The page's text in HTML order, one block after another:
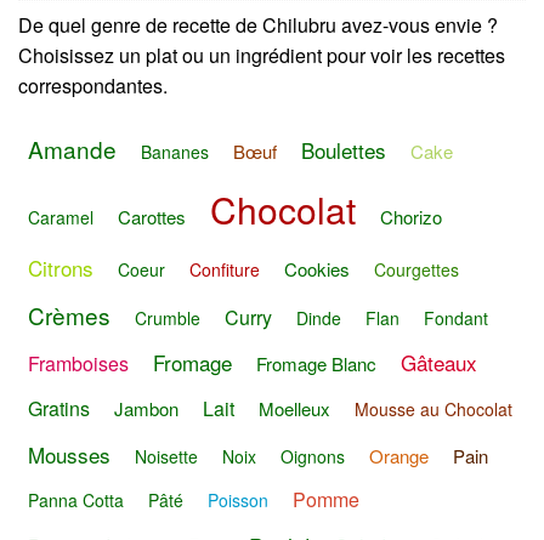
De quel genre de recette de Chilubru avez-vous envie ?
Choisissez un plat ou un ingrédient pour voir les recettes
correspondantes.
Amande Bananes Bœuf Boulettes Cake
Caramel Carottes Chocolat Chorizo
Citrons Coeur Confiture Cookies Courgettes
Crèmes Crumble Curry Dinde Flan Fondant
Framboises Fromage Fromage Blanc Gâteaux
Gratins Jambon Lait Moelleux Mousse au Chocolat
Mousses Noisette Noix Oignons Orange Pain
Panna Cotta Pâté Poisson
Pomme